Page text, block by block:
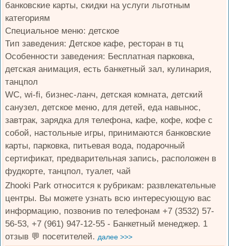
банковские карты, скидки на услуги льготным
категориям
Специальное меню: детское
Тип заведения: Детское кафе, ресторан в тц
Особенности заведения: Бесплатная парковка,
детская анимация, есть банкетный зал, кулинария,
танцпол
WC, wi-fi, бизнес-ланч, детская комната, детский
санузел, детское меню, для детей, еда навынос,
завтрак, зарядка для телефона, кафе, кофе, кофе с
собой, настольные игры, принимаются банковские
карты, парковка, питьевая вода, подарочный
сертификат, предварительная запись, расположен в
фудкорте, танцпол, туалет, чай
Zhooki Park относится к рубрикам: развлекательные
центры. Вы можете узнать всю интересующую вас
информацию, позвонив по телефонам +7 (3532) 57-
56-53, +7 (961) 947-12-55 - Банкетный менеджер. 1
отзыв 💬 посетителей. далее >>>